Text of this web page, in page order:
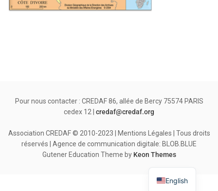
Pour nous contacter : CREDAF 86, allée de Bercy 75574 PARIS
cedex 12 | credaf@credaf.org
Association CREDAF © 2010-2023 | Mentions Légales | Tous droits
réservés | Agence de communication digitale: BLOB.BLUE
Gutener Education Theme by Keon Themes
English